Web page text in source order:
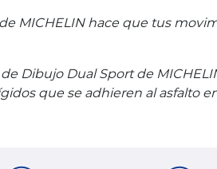
MICHELIN hace que tus
Dibujo Dual Sport de
que se adhieren al asfalto